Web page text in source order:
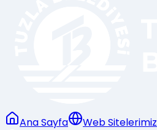
Ana Sayfa Web Sitelerimiz